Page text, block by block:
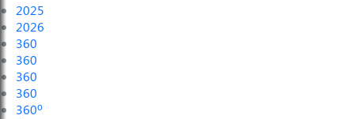
2025
2026
360
360
360
360
360º